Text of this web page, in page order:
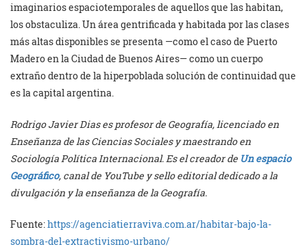
imaginarios espaciotemporales de aquellos que las habitan,
los obstaculiza. Un área gentrificada y habitada por las clases
más altas disponibles se presenta —como el caso de Puerto
Madero en la Ciudad de Buenos Aires— como un cuerpo
extraño dentro de la hiperpoblada solución de continuidad que
es la capital argentina.
Rodrigo Javier Dias es profesor de Geografía, licenciado en
Enseñanza de las Ciencias Sociales y maestrando en
Sociología Política Internacional. Es el creador de Un espacio
Geográfico, canal de YouTube y sello editorial dedicado a la
divulgación y la enseñanza de la Geografía.
Fuente:https://agenciatierraviva.com.ar/habitar-bajo-la-
sombra-del-extractivismo-urbano/